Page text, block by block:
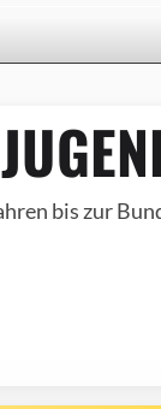
bis zur